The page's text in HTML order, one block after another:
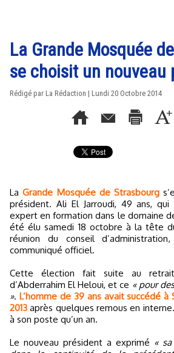
La Grande Mosquée
se choisit un nouveau
Rédigé par La Rédaction | Lundi 20 Octobre 2014
LaGrande Mosquée de Strasbourg
président. Ali El Jarroudi, 49 ans,
expert en formation dans le domaine
été élu samedi 18 octobre à la tête
réunion du conseil
communiqué officiel.
Cette élection fait suite au
d’Abderrahim El Heloui, et ce « pour
». L’homme de 39 ans avait succédé
2013 après quelques remous en
à son poste qu’un an.
Le nouveau président a exprimé «